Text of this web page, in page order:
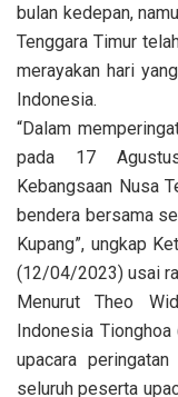
bulan kedepan,
Tenggara Timur
merayakan hari
Indonesia.
“Dalam
pada 17
Kebangsaan Nusa
bendera bersama
Kupang”, ungkap
(12/04/2023) usai
Menurut Theo
Indonesia
upacara
seluruh peserta